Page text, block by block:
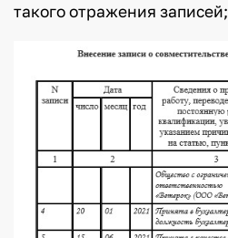
такого отражения записей;